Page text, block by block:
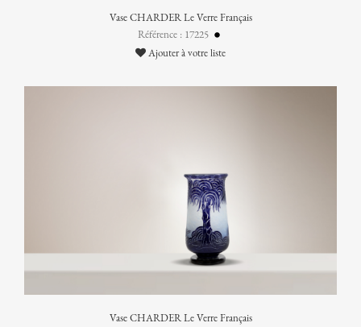
Vase CHARDER Le Verre Français
Référence : 17225
Ajouter à votre liste
Vase CHARDER Le Verre Français